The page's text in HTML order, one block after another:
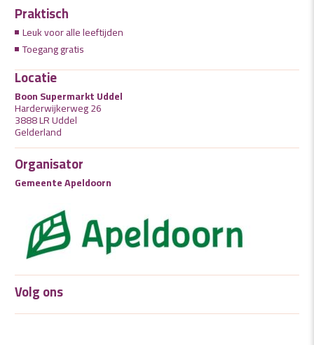
Praktisch
Leuk voor alle leeftijden
Toegang gratis
Locatie
Boon Supermarkt Uddel
Harderwijkerweg 26
3888 LR Uddel
Gelderland
Organisator
Gemeente Apeldoorn
Volg ons